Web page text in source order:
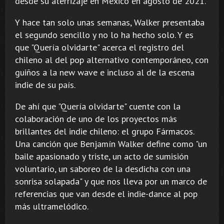
Y hace tan solo unas semanas, Walker presentaba
el segundo sencillo y no lo ha hecho solo. Y es
que "Quería olvidarte" acerca el registro del
chileno al del pop alternativo contemporáneo, con
guiños a la new wave e incluso al de la escena
indie de su país.
De ahí que "Quería olvidarte" cuente con la
colaboración de uno de los proyectos más
brillantes del indie chileno: el grupo Fármacos.
Una canción que Benjamín Walker define como "un
baile apasionado y triste, un acto de sumisión
voluntario, un saboreo de la desdicha con una
sonrisa solapada" y que nos lleva por un marco de
referencias que van desde el indie-dance al pop
más ultramelódico.